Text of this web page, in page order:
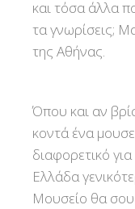
και τόσα άλλα
τα γνωρίσεις;
της Αθήνας.
Όπου και αν
κοντά ένα
διαφορετικό
Ελλάδα
Μουσείο θα